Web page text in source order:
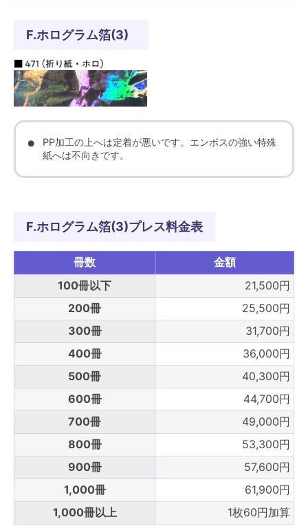
F.ホログラム箔(3)
PP加工の上へは定着が悪いです。エンボスの強い特殊
紙へは不向きです。
F.ホログラム箔(3)プレス料金表
冊数
金額
100冊以下
21,500円
200冊
25,500円
300冊
31,700円
400冊
36,000円
500冊
40,300円
600冊
44,700円
700冊
49,000円
800冊
53,300円
900冊
57,600円
1,000冊
61,900円
1,000冊以上
1枚60円加算